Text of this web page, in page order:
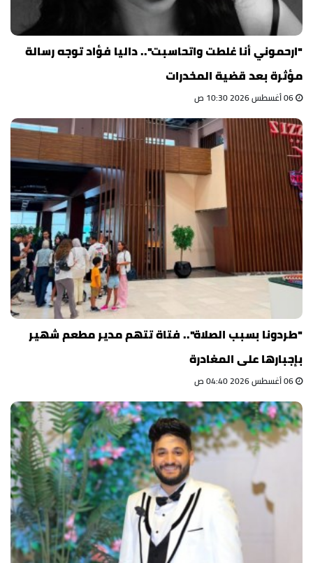
"ارحموني أنا غلطت واتحاسبت".. داليا فؤاد توجه رسالة
مؤثرة بعد قضية المخدرات
"طردونا بسبب الصلاة".. فتاة تتهم مدير مطعم شهير
بإجبارها على المغادرة